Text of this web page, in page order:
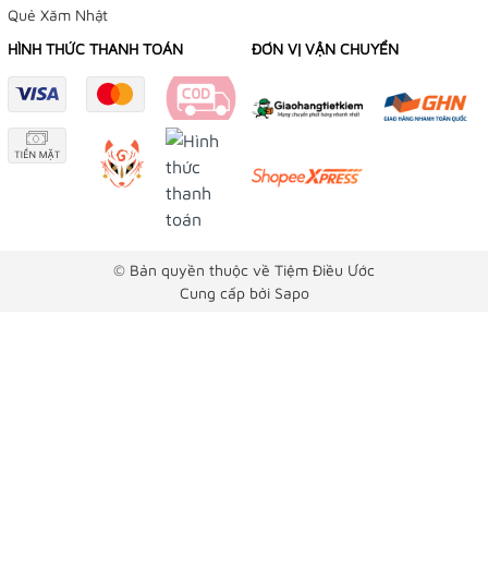
Quẻ Xăm Nhật
HÌNH THỨC THANH TOÁN ĐƠN VỊ VẬN CHUYỂN
© Bản quyền thuộc về Tiệm Điều Ước
Cung cấp bởi Sapo